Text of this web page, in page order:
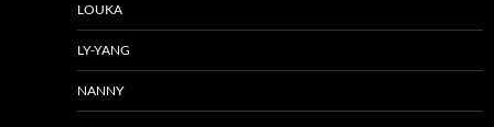
LOUKA
LY-YANG
NANNY